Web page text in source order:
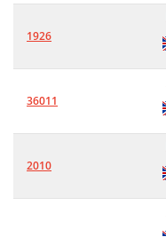
1926
36011
2010